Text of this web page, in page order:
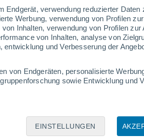
Endgerät, verwendung reduzierter Daten
Werbung, verwendung von Profilen
Inhalten, verwendung von Profilen
von Inhalten, analyse von
und Verbesserung der
von Endgeräten, personalisierte
sowie Entwicklung und
EINSTELLUNGEN
die Straßen mehrerer Städte in Flüsse